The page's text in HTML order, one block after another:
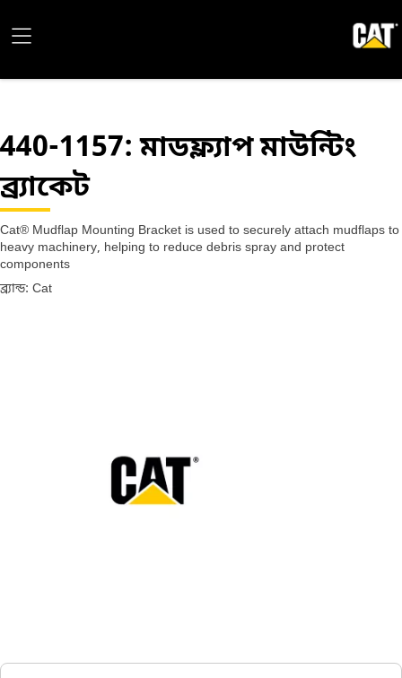
440-1157: মাডফ্ল্যাপ মাউন্টিং
ব্র্যাকেট
Cat® Mudflap Mounting Bracket is used to securely attach mudflaps to
heavy machinery, helping to reduce debris spray and protect
components
ব্র্যান্ড: Cat